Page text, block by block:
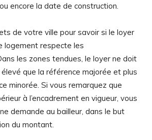
encore la date de construction.
de votre ville pour savoir si le loyer
logement respecte les
les zones tendues, le loyer ne doit
que la référence majorée et plus
minorée. Si vous remarquez que
à l’encadrement en vigueur, vous
demande au bailleur, dans le but
du montant.